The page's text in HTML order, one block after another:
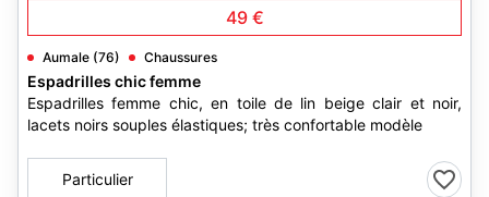
49 €
Aumale (76) Chaussures
Espadrilles chic femme
Espadrilles femme chic, en toile de lin beige clair et noir,
lacets noirs souples élastiques; très confortable modèle
Particulier